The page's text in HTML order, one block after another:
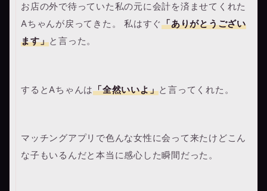
お店の外で待っていた私の元に会計を済ませてくれた
Aちゃんが戻ってきた。 私はすぐ「ありがとうござい
ます」と言った。
するとAちゃんは「全然いいよ」と言ってくれた。
マッチングアプリで色んな女性に会って来たけどこん
な子もいるんだと本当に感心した瞬間だった。